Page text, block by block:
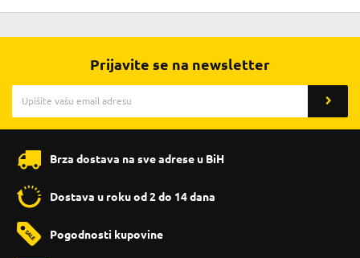
Prijavite se na newsletter
Brza dostava na sve adrese u BiH
Dostava u roku od 2 do 14 dana
Pogodnosti kupovine